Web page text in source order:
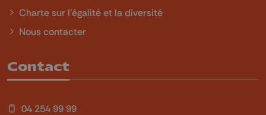
Charte sur l'égalité et la diversité
Nous contacter
Contact
04 254 99 99